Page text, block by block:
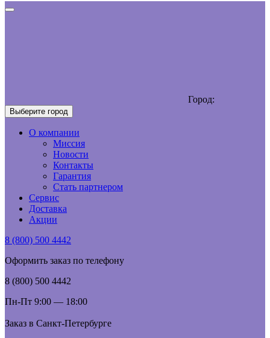
Город:
Выберите город
О компании
Миссия
Новости
Контакты
Гарантия
Стать партнером
Сервис
Доставка
Акции
8 (800) 500 4442
Оформить заказ по телефону
8 (800) 500 4442
Пн-Пт 9:00 — 18:00
Заказ в Санкт-Петербурге